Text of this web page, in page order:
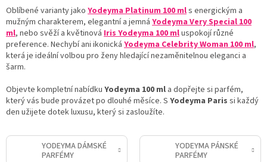
Oblíbené varianty jako Yodeyma Platinum 100 mls energickým a
mužným charakterem, elegantní a jemná Yodeyma Very Special 100
ml, nebo svěží a květinová Iris Yodeyma 100 mluspokojí různé
preference. Nechybí ani ikonická Yodeyma Celebrity Woman 100 ml,
která je ideální volbou pro ženy hledající nezaměnitelnou eleganci a
šarm.
Objevte kompletní nabídku Yodeyma 100 ml a dopřejte si parfém,
který vás bude provázet po dlouhé měsíce. S Yodeyma Paris si každý
den užijete dotek luxusu, který si zasloužíte.
YODEYMA DÁMSKÉ
PARFÉMY
YODEYMA PÁNSKÉ
PARFÉMY